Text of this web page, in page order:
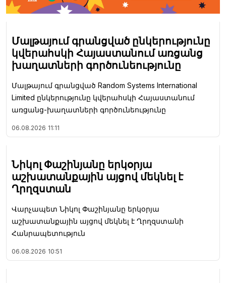
Մալթայում գրանցված ընկերությունը
կվերահսկի Հայաստանում առցանց
խաղատների գործունեությունը
Մալթայում գրանցված Random Systems International
Limited ընկերությունը կվերահսկի Հայաստանում
առցանց-խաղատների գործունեությունը
06.08.2026 11:11
Նիկոլ Փաշինյանը երկօրյա
աշխատանքային այցով մեկնել է
Ղրղզստան
Վարչապետ Նիկոլ Փաշինյանը երկօրյա
աշխատանքային այցով մեկնել է Ղրղզստանի
Հանրապետություն
06.08.2026 10:51